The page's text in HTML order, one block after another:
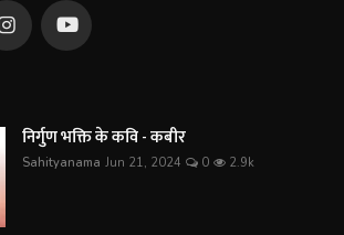
निर्गुण भक्ति के कवि - कबीर
Sahityanama Jun 21, 2024 0 2.9k